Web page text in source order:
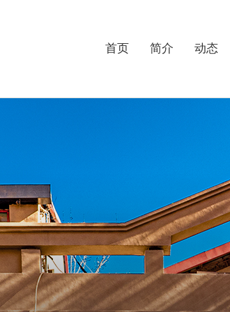
首页 简介 动态